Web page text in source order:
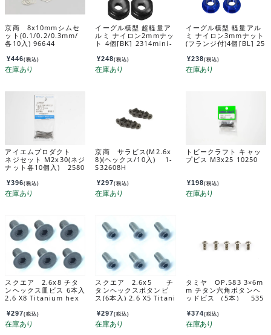
京商 8x10mmシムセ
ット(0.1/0.2/0.3mm/
各10入) 96644
¥446(税込)
イーグル模型 超軽量ア
ルミ ナイロン2mmナッ
ト 4個[BK] 2314mini-
¥248(税込)
イーグル模型 軽量アル
ミ ナイロン3mmナット
(フランジ付)4個[BL] 25
¥238(税込)
アイエムプロダクト
ネジセット M2x30(ネジ
ナット各10個入) 2580
¥396(税込)
京商 サラビス(M2.6x
8)(ヘックス/10入) 1-
S32608H
¥297(税込)
トビークラフト キャッ
プビス M3x25 10250
¥198(税込)
スクエア 2.6x8 チタ
ンヘックス皿ビス 6本入
2.6 X8 Titanium hex
s.) STR-268
¥297(税込)
スクエア 2.6x5 チ
タンヘックスボタンビ
ス(6本入) 2.6 X5 Titani
ew (6 pcs.) NTR-265
¥297(税込)
タミヤ OP.583 3×6m
m チタン六角ボタンヘ
ッドビス （5本） 535
¥374(税込)